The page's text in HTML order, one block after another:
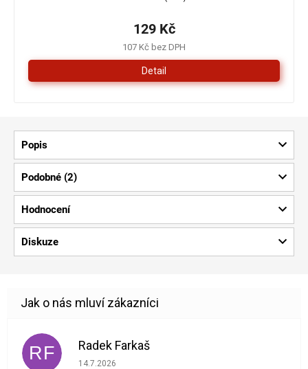
107 Kč bez DPH
129 Kč
Detail
Popis
Podobné (2)
Hodnocení
Diskuze
RF Radek Farkaš
Hodnocení obchodu je 5 z 5 hvězdiček.
14.7.2026